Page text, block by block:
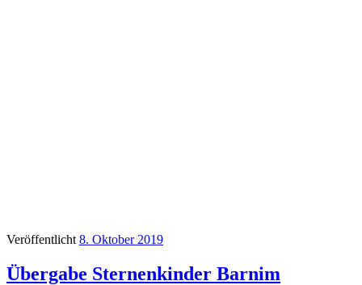
Veröffentlicht 8. Oktober 2019
Übergabe Sternenkinder Barnim